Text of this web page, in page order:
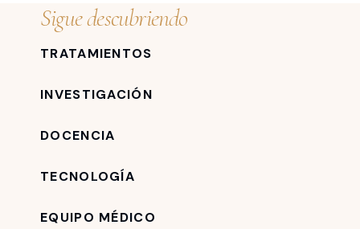
Sigue descubriendo
TRATAMIENTOS
INVESTIGACIÓN
DOCENCIA
TECNOLOGÍA
EQUIPO MÉDICO